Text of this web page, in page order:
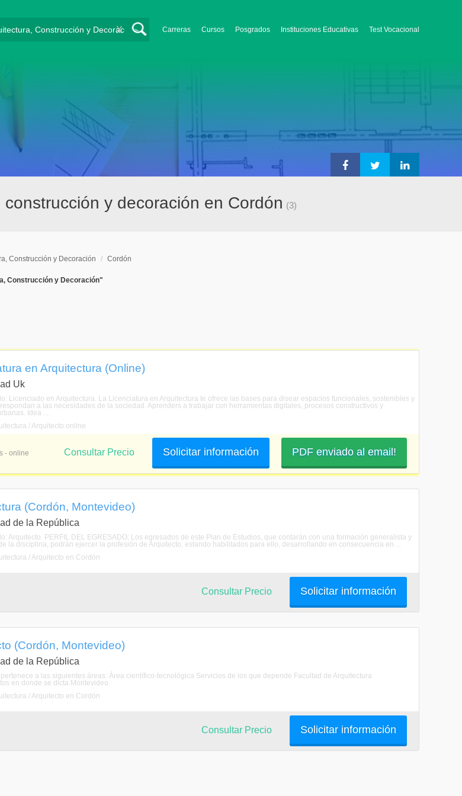
Carreras Cursos Posgrados Instituciones Educativas Test Vocacional
X
y decoración en Cordón (3)
Construcción y Decoración / Cordón
Construcción y Decoración"
en Arquitectura (Online)
Uk
Licenciado en Arquitectura. La Licenciatura en Arquitectura te ofrece las bases para disear espacios funcionales, sostenibles y
a las necesidades de la sociedad. Aprenders a trabajar con herramientas digitales, procesos constructivos y
Idea ...
/ Arquitecto online
- online PDF enviado al email!
Solicitar información
Consultar Precio
(Cordón, Montevideo)
de la República
Arquitecto. PERFIL DEL EGRESADO: Los egresados de este Plan de Estudios, que contarán con una formación generalista y
la disciplina, podrán ejercer la profesión de Arquitecto, estando habilitados para ello, desarrollando en consecuencia en ...
/ Arquitecto en Cordón
Solicitar información
Consultar Precio
(Cordón, Montevideo)
de la República
pertenece a las siguientes áreas: Área científico-tecnológica Servicios de los que depende Facultad de Arquitectura
en donde se dicta Montevideo
/ Arquitecto en Cordón
Solicitar información
Consultar Precio